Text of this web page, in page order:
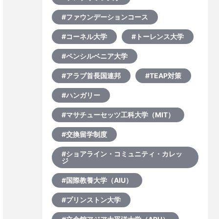
#ファウンデーションコース
#コーネル大学 #トーレンス大学
#ペンシルベニア大学
#アラブ首長国連邦 #TEAP対策
#ハンガリー
#マサチューセッツ工科大学（MIT）
#交換留学制度
#ショアライン・コミュニティ・カレッ
ジ
#国際教養大学（AIU）
#プリンストン大学